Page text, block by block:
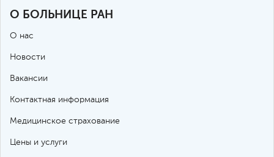
О БОЛЬНИЦЕ РАН
О нас
Новости
Вакансии
Контактная информация
Медицинское страхование
Цены и услуги